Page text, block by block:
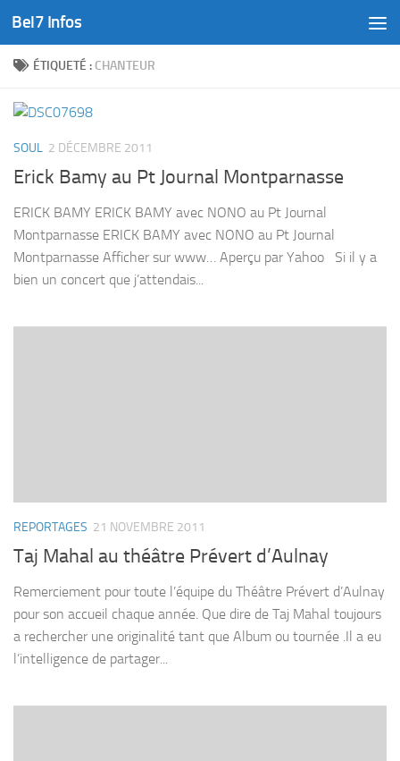
Skip to content
Bel7 Infos
ÉTIQUETÉ : CHANTEUR
SOUL 2 DÉCEMBRE 2011
Erick Bamy au Pt Journal Montparnasse
ERICK BAMY ERICK BAMY avec NONO au Pt Journal
Montparnasse ERICK BAMY avec NONO au Pt Journal
Montparnasse Afficher sur www… Aperçu par Yahoo Si il y a
bien un concert que j’attendais...
REPORTAGES 21 NOVEMBRE 2011
Taj Mahal au théâtre Prévert d’Aulnay
Remerciement pour toute l’équipe du Théâtre Prévert d’Aulnay
pour son accueil chaque année. Que dire de Taj Mahal toujours
a rechercher une originalité tant que Album ou tournée .Il a eu
l’intelligence de partager...